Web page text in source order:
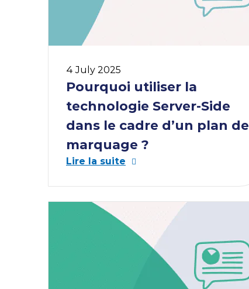
4 July 2025
Pourquoi utiliser la
technologie Server-Side
dans le cadre d’un plan de
marquage ?
Lire la suite